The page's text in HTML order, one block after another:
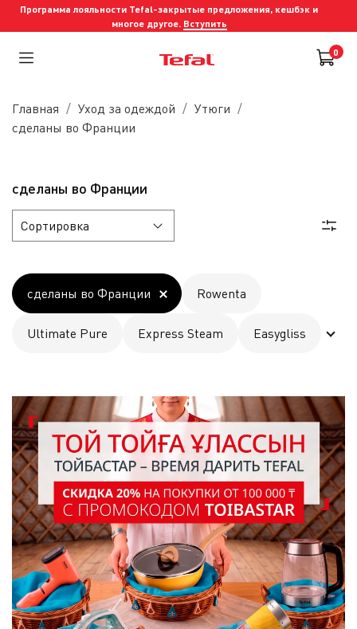
Программа лояльности Tefal-закрытые предложения, кешбэк и
многое другое. Вступить
0
Главная Уход за одеждой
Утюги
сделаны во Франции
сделаны во Франции
сделаны во Франции Rowenta
Ultimate Pure Express Steam Easygliss